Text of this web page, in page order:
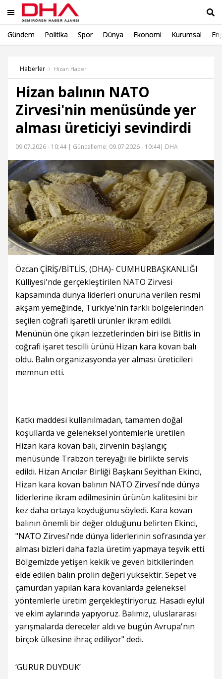
Gündem Politika Spor Dünya Ekonomi Kurumsal
Haberler Hizan Haber
Hizan balının NATO
Zirvesi'nin menüsünde yer
alması üreticiyi sevindirdi
09.07.2026 - 10:44 | Güncelleme: 09.07.2026 - 10:44| DHA
Özcan ÇİRİŞ/BİTLİS, (DHA)- CUMHURBAŞKANLIĞI
Külliyesi'nde gerçekleştirilen NATO Zirvesi
kapsamında dünya liderleri onuruna verilen resmi
akşam yemeğinde, Türkiye'nin farklı bölgelerinden
seçilen coğrafi işaretli ürünler ikram edildi.
Menünün öne çıkan lezzetlerinden biri ise Bitlis'in
coğrafi işaret tescilli ürünü Hizan kara kovan balı
oldu. Balın organizasyonda yer alması üreticileri
memnun etti.
Katkı maddesi kullanılmadan, tamamen doğal
koşullarda ve geleneksel yöntemlerle üretilen
Hizan kara kovan balı, zirvenin başlangıç
menüsünde Trabzon tereyağı ile birlikte servis
edildi. Hizan Arıcılar Birliği Başkanı Seyithan Ekinci,
Hizan kara kovan balının NATO Zirvesi'nde dünya
liderlerine ikram edilmesinin ürünün kalitesini bir
kez daha ortaya koyduğunu söyledi. Kara kovan
balının önemli bir değer olduğunu belirten Ekinci,
"NATO Zirvesi'nde dünya liderlerinin sofrasında yer
alması bizleri daha fazla üretim yapmaya teşvik etti.
Bölgemizde yetişen kekik ve geven bitkilerinden
elde edilen balın prolin değeri yüksektir. Sepet ve
çamurdan yapılan kara kovanlarda geleneksel
yöntemlerle üretim gerçekleştiriyoruz. Hasadı eylül
ve ekim aylarında yapıyoruz. Balımız, uluslararası
yarışmalarda dereceler aldı ve bugün Avrupa'nın
birçok ülkesine ihraç ediliyor" dedi.
‘GURUR DUYDUK’